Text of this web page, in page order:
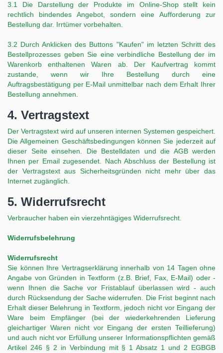
3.1 Die Darstellung der Produkte im Online-Shop stellt kein
rechtlich bindendes Angebot, sondern eine Aufforderung zur
Bestellung dar. Irrtümer vorbehalten.
3.2 Durch Anklicken des Buttons "Kaufen" im letzten Schritt des
Bestellprozesses geben Sie eine verbindliche Bestellung der im
Warenkorb enthaltenen Waren ab. Der Kaufvertrag kommt
zustande, wenn wir Ihre Bestellung durch eine
Auftragsbestätigung per E-Mail unmittelbar nach dem Erhalt Ihrer
Bestellung annehmen.
4. Vertragstext
Der Vertragstext wird auf unseren internen Systemen gespeichert.
Die Allgemeinen Geschäftsbedingungen können Sie jederzeit auf
dieser Seite einsehen. Die Bestelldaten und die AGB werden
Ihnen per Email zugesendet. Nach Abschluss der Bestellung ist
der Vertragstext aus Sicherheitsgründen nicht mehr über das
Internet zugänglich.
5. Widerrufsrecht
Verbraucher haben ein vierzehntägiges Widerrufsrecht.
Widerrufsbelehrung
Widerrufsrecht
Sie können Ihre Vertragserklärung innerhalb von 14 Tagen ohne
Angabe von Gründen in Textform (z.B. Brief, Fax, E-Mail) oder -
wenn Ihnen die Sache vor Fristablauf überlassen wird - auch
durch Rücksendung der Sache widerrufen. Die Frist beginnt nach
Erhalt dieser Belehrung in Textform, jedoch nicht vor Eingang der
Ware beim Empfänger (bei der wiederkehrenden Lieferung
gleichartiger Waren nicht vor Eingang der ersten Teillieferung)
und auch nicht vor Erfüllung unserer Informationspflichten gemäß
Artikel 246 § 2 in Verbindung mit § 1 Absatz 1 und 2 EGBGB